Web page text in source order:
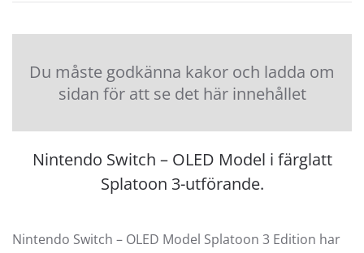
Du måste godkänna kakor och ladda om
sidan för att se det här innehållet
Nintendo Switch – OLED Model i färglatt
Splatoon 3-utförande.
Nintendo Switch – OLED Model Splatoon 3 Edition har